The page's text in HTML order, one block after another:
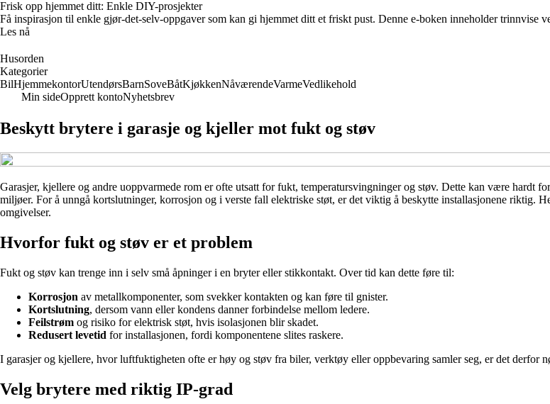
Frisk opp hjemmet ditt: Enkle DIY-prosjekter
Få inspirasjon til enkle gjør-det-selv-oppgaver som kan gi hjemmet ditt et friskt pust. Denne e-boken inneholder trinnvise
Les nå
Husorden
Kategorier
BilHjemmekontorUtendørsBarnSoveBåtKjøkkenNåværendeVarmeVedlikehold
Min sideOpprett kontoNyhetsbrev
Beskytt brytere i garasje og kjeller mot fukt og støv
Garasjer, kjellere og andre uoppvarmede rom er ofte utsatt for fukt, temperatursvingninger og støv. Dette kan være hardt
miljøer. For å unngå kortslutninger, korrosjon og i verste fall elektriske støt, er det viktig å beskytte installasjonene riktig.
omgivelser.
Hvorfor fukt og støv er et problem
Fukt og støv kan trenge inn i selv små åpninger i en bryter eller stikkontakt. Over tid kan dette føre til:
Korrosjon av metallkomponenter, som svekker kontakten og kan føre til gnister.
Kortslutning, dersom vann eller kondens danner forbindelse mellom ledere.
Feilstrøm og risiko for elektrisk støt, hvis isolasjonen blir skadet.
Redusert levetid for installasjonen, fordi komponentene slites raskere.
I garasjer og kjellere, hvor luftfuktigheten ofte er høy og støv fra biler, verktøy eller oppbevaring samler seg, er det derfor
Velg brytere med riktig IP-grad